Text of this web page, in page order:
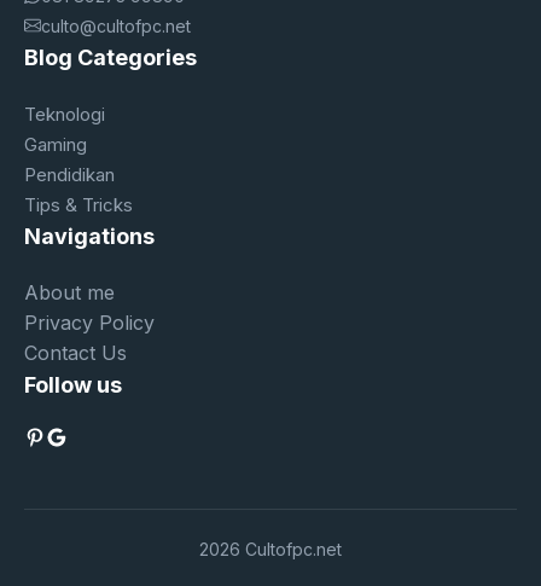
culto@cultofpc.net
Blog Categories
Teknologi
Gaming
Pendidikan
Tips & Tricks
Navigations
About me
Privacy Policy
Contact Us
Follow us
Pinterest
Google
2026 Cultofpc.net